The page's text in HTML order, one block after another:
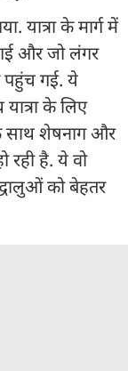
यात्रा के मार्ग में
और जो लंगर
पहुंच गई. ये
के लिए
साथ शेषनाग और
रही है. ये वो
को बेहतर